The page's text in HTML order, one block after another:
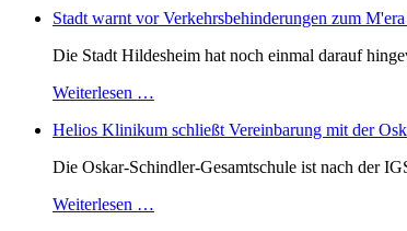
Stadt warnt vor Verkehrsbehinderungen zum
Die Stadt Hildesheim hat noch einmal darauf
Weiterlesen …
Helios Klinikum schließt Vereinbarung mit der
Die Oskar-Schindler-Gesamtschule ist nach der
Weiterlesen …